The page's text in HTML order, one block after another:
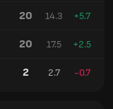
20 14.3 +5.7
20 17.5 +2.5
2 2.7 -0.7